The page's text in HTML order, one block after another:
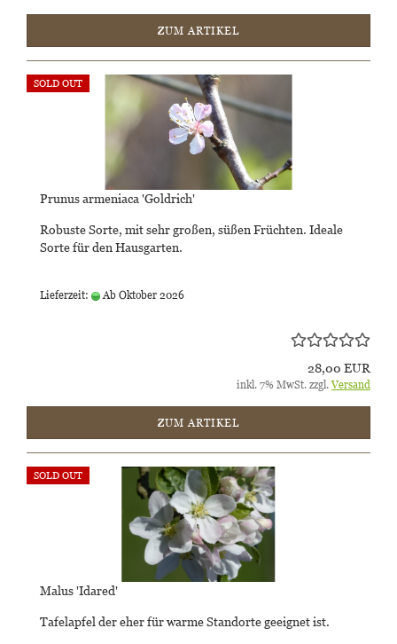
ZUM ARTIKEL
SOLD OUT
Prunus armeniaca 'Goldrich'
Robuste Sorte, mit sehr großen, süßen Früchten. Ideale
Sorte für den Hausgarten.
Lieferzeit: Ab Oktober 2026
28,00 EUR
inkl. 7% MwSt. zzgl.Versand
ZUM ARTIKEL
SOLD OUT
Malus 'Idared'
Tafelapfel der eher für warme Standorte geeignet ist.